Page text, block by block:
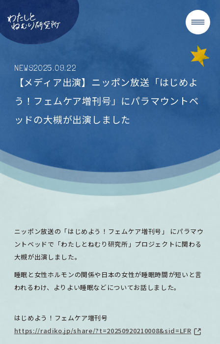
NEWS2025.09.22
【メディア出演】ニッポン放送「はじめよ
う！フェムケア増刊号」にパラマウントベ
ッドの大槻が出演しました
ニッポン放送の「はじめよう！フェムケア増刊号」 にパラマウ
ントベッドで「わたしとねむり研究所」プロジェクトに関わる
大槻が出演しました。
睡眠と女性ホルモンの関係や日本の女性が睡眠時間が短いと言
われるわけ、よりよい睡眠などについてお話しました。
はじめよう！フェムケア増刊号
https://radiko.jp/share/?t=20250920210008&sid=LFR